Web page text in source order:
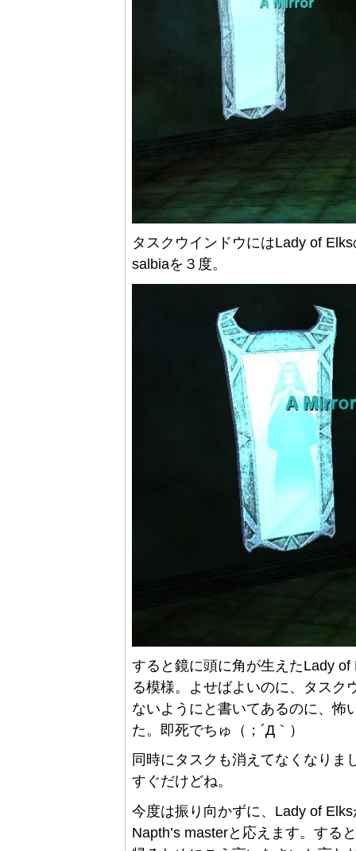
タスクウインドウにはLady of
salbiaを３度。
すると鏡に頭に角が生えたLady
る模様。よせばよいのに、タスク
ないようにと書いてあるのに、怖
た。即死でちゅ（；´Д｀）
同時にタスクも消えてなくなりま
すぐだけどね。
今度は振り向かずに、Lady of
Napth’s masterと応えます。する